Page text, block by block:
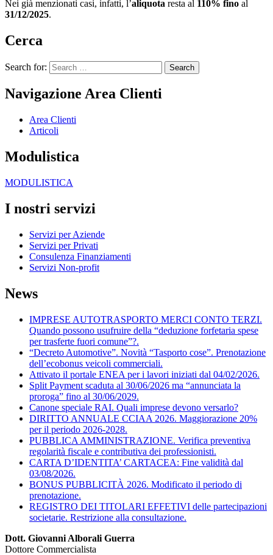
Nei già menzionati casi, infatti, l’aliquota resta al 110% fino al
31/12/2025.
Cerca
Search for:
Navigazione Area Clienti
Area Clienti
Articoli
Modulistica
MODULISTICA
I nostri servizi
Servizi per Aziende
Servizi per Privati
Consulenza Finanziamenti
Servizi Non-profit
News
IMPRESE AUTOTRASPORTO MERCI CONTO TERZI.
Quando possono usufruire della “deduzione forfetaria spese
per trasferte fuori comune”?.
“Decreto Automotive”. Novità “Tasporto cose”. Prenotazione
dell’ecobonus veicoli commerciali.
Attivato il portale ENEA per i lavori iniziati dal 04/02/2026.
Split Payment scaduta al 30/06/2026 ma “annunciata la
proroga” fino al 30/06/2029.
Canone speciale RAI. Quali imprese devono versarlo?
DIRITTO ANNUALE CCIAA 2026. Maggiorazione 20%
per il periodo 2026-2028.
PUBBLICA AMMINISTRAZIONE. Verifica preventiva
regolarità fiscale e contributiva dei professionisti.
CARTA D’IDENTITA’ CARTACEA: Fine validità dal
03/08/2026.
BONUS PUBBLICITÀ 2026. Modificato il periodo di
prenotazione.
REGISTRO DEI TITOLARI EFFETIVI delle partecipazioni
societarie. Restrizione alla consultazione.
Dott. Giovanni Alborali Guerra
Dottore Commercialista